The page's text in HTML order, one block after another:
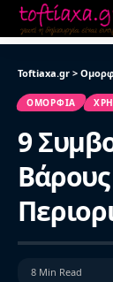
Toftiaxa.gr >
ΟΜΟΡΦΙΆ
9
8 Min Read